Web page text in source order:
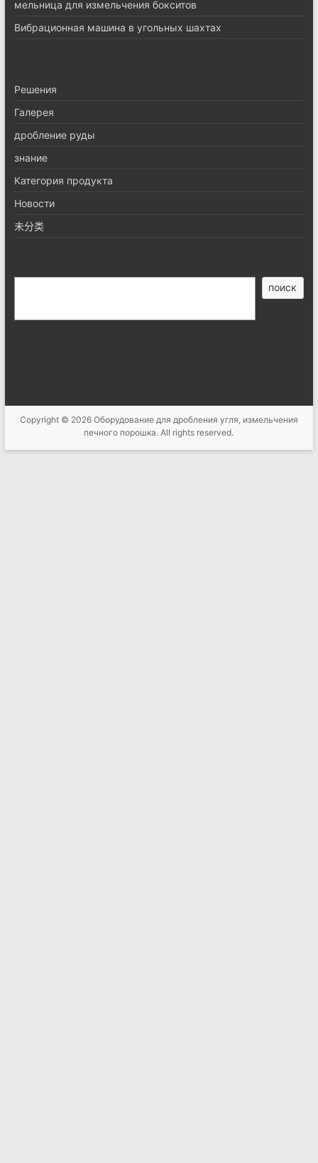
мельница для измельчения бокситов
Вибрационная машина в угольных шахтах
Pешения
Галерея
дробление руды
знание
Категория продукта
Новости
未分类
поиск
Copyright © 2026 Оборудование для дробления угля, измельчения
печного порошка. All rights reserved.